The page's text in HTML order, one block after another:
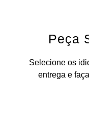
Peça
Selecione os
entrega e